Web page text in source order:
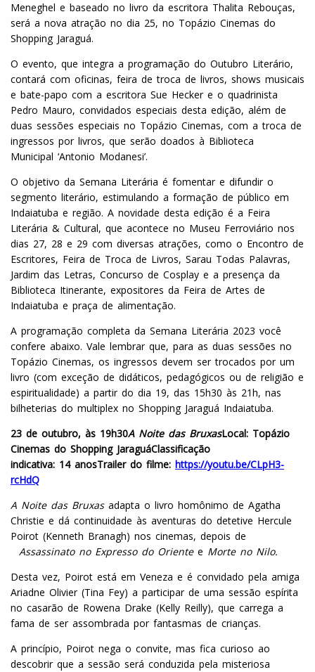
Meneghel e baseado no livro da escritora Thalita Rebouças,
será a nova atração no dia 25, no Topázio Cinemas do
Shopping Jaraguá.
O evento, que integra a programação do Outubro Literário,
contará com oficinas, feira de troca de livros, shows musicais
e bate-papo com a escritora Sue Hecker e o quadrinista
Pedro Mauro, convidados especiais desta edição, além de
duas sessões especiais no Topázio Cinemas, com a troca de
ingressos por livros, que serão doados à Biblioteca
Municipal ‘Antonio Modanesi’.
O objetivo da Semana Literária é fomentar e difundir o
segmento literário, estimulando a formação de público em
Indaiatuba e região. A novidade desta edição é a Feira
Literária & Cultural, que acontece no Museu Ferroviário nos
dias 27, 28 e 29 com diversas atrações, como o Encontro de
Escritores, Feira de Troca de Livros, Sarau Todas Palavras,
Jardim das Letras, Concurso de Cosplay e a presença da
Biblioteca Itinerante, expositores da Feira de Artes de
Indaiatuba e praça de alimentação.
A programação completa da Semana Literária 2023 você
confere abaixo. Vale lembrar que, para as duas sessões no
Topázio Cinemas, os ingressos devem ser trocados por um
livro (com exceção de didáticos, pedagógicos ou de religião e
espiritualidade) a partir do dia 19, das 15h30 às 21h, nas
bilheterias do multiplex no Shopping Jaraguá Indaiatuba.
23 de outubro, às 19h30A Noite das BruxasLocal: Topázio
Cinemas do Shopping JaraguáClassificação
indicativa: 14anosTrailer do filme: https://youtu.be/CLpH3-
rcHdQ
A Noite das Bruxasadapta o livro homônimo de Agatha
Christie e dá continuidade às aventuras do detetive Hercule
Poirot (Kenneth Branagh) nos cinemas, depois de
Assassinato no Expresso do Orientee Morte no Nilo.
Desta vez, Poirot está em Veneza e é convidado pela amiga
Ariadne Olivier (Tina Fey) a participar de uma sessão espírita
no casarão de Rowena Drake (Kelly Reilly), que carrega a
fama de ser assombrada por fantasmas de crianças.
A princípio, Poirot nega o convite, mas fica curioso ao
descobrir que a sessão será conduzida pela misteriosa